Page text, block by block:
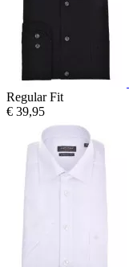
Regular Fit
€ 39,95